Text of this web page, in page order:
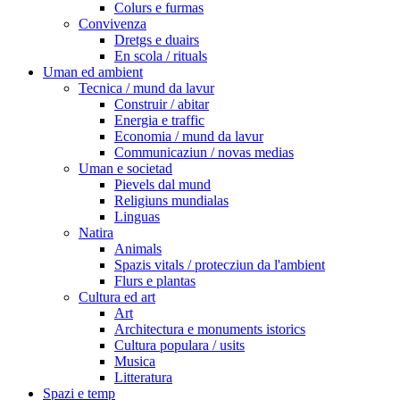
Colurs e furmas
Convivenza
Dretgs e duairs
En scola / rituals
Uman ed ambient
Tecnica / mund da lavur
Construir / abitar
Energia e traffic
Economia / mund da lavur
Communicaziun / novas medias
Uman e societad
Pievels dal mund
Religiuns mundialas
Linguas
Natira
Animals
Spazis vitals / protecziun da l'ambient
Flurs e plantas
Cultura ed art
Art
Architectura e monuments istorics
Cultura populara / usits
Musica
Litteratura
Spazi e temp